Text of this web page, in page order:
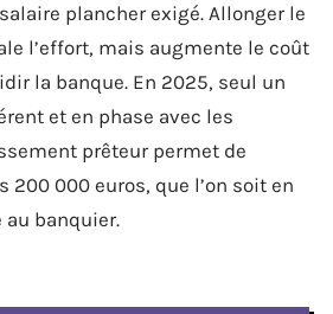
plancher exigé. Allonger le
l’effort, mais augmente le coût
la banque. En 2025, seul un
et en phase avec les
prêteur permet de
200 000 euros, que l’on soit en
au banquier.